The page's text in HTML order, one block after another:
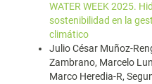
WATER WEEK 2025.
sostenibilidad en la
climático
Julio César Muñoz-
Zambrano, Marcelo
Marco Heredia-R,